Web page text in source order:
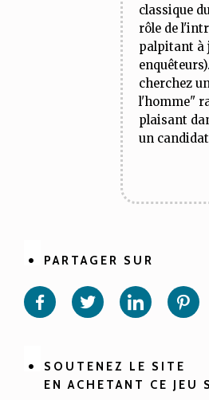
classique
rôle de
palpitant à
cherchez
l'homme"
plaisant
un
PARTAGER SUR
Partager
sur
Partager
sur sur
SOUTENEZ LE SITE
EN ACHETANT CE JEU